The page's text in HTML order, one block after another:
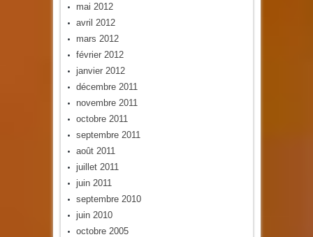
mai 2012
avril 2012
mars 2012
février 2012
janvier 2012
décembre 2011
novembre 2011
octobre 2011
septembre 2011
août 2011
juillet 2011
juin 2011
septembre 2010
juin 2010
octobre 2005